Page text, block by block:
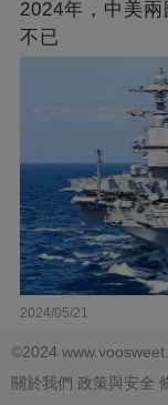
2024年，中美
不已
2024/05/21
©2024
關於我們 政策與安全